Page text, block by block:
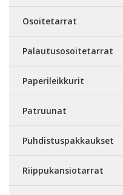
Osoitetarrat
Palautusosoitetarrat
Paperileikkurit
Patruunat
Puhdistuspakkaukset
Riippukansiotarrat